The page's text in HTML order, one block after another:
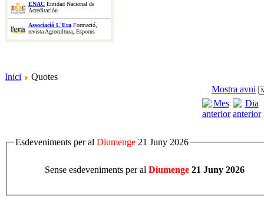
ENAC Entidad Nacional de
Acreditación
Associació L'Era Formació,
revista Agrocultura, Esporus
Inici
Quotes
Mostra avui
Esdeveniments per al Diumenge 21 Juny 2026
Sense esdeveniments per al Diumenge 21 Juny 2026